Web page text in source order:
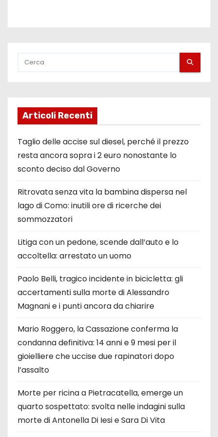
Articoli Recenti
Taglio delle accise sul diesel, perché il prezzo
resta ancora sopra i 2 euro nonostante lo
sconto deciso dal Governo
Ritrovata senza vita la bambina dispersa nel
lago di Como: inutili ore di ricerche dei
sommozzatori
Litiga con un pedone, scende dall’auto e lo
accoltella: arrestato un uomo
Paolo Belli, tragico incidente in bicicletta: gli
accertamenti sulla morte di Alessandro
Magnani e i punti ancora da chiarire
Mario Roggero, la Cassazione conferma la
condanna definitiva: 14 anni e 9 mesi per il
gioielliere che uccise due rapinatori dopo
l’assalto
Morte per ricina a Pietracatella, emerge un
quarto sospettato: svolta nelle indagini sulla
morte di Antonella Di Iesi e Sara Di Vita